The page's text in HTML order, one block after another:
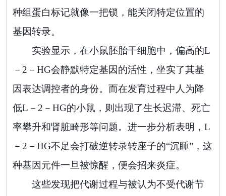
种组蛋白标记就像一把锁，能关闭特定位置的
基因转录。
实验显示，在小鼠胚胎干细胞中，偏高的L
－2－HG会静默特定基因的活性，坐实了其基
因表达调控者的身份。而在发育过程中人为降
低L－2－HG的小鼠，则出现了生长迟滞、死亡
率攀升和肾脏畸形等问题。进一步分析表明，L
－2－HG不足会打破逆转录转座子的“沉睡”，这
种基因元件一旦被惊醒，便会招来炎症。
这些发现把代谢过程与被认为不受代谢节